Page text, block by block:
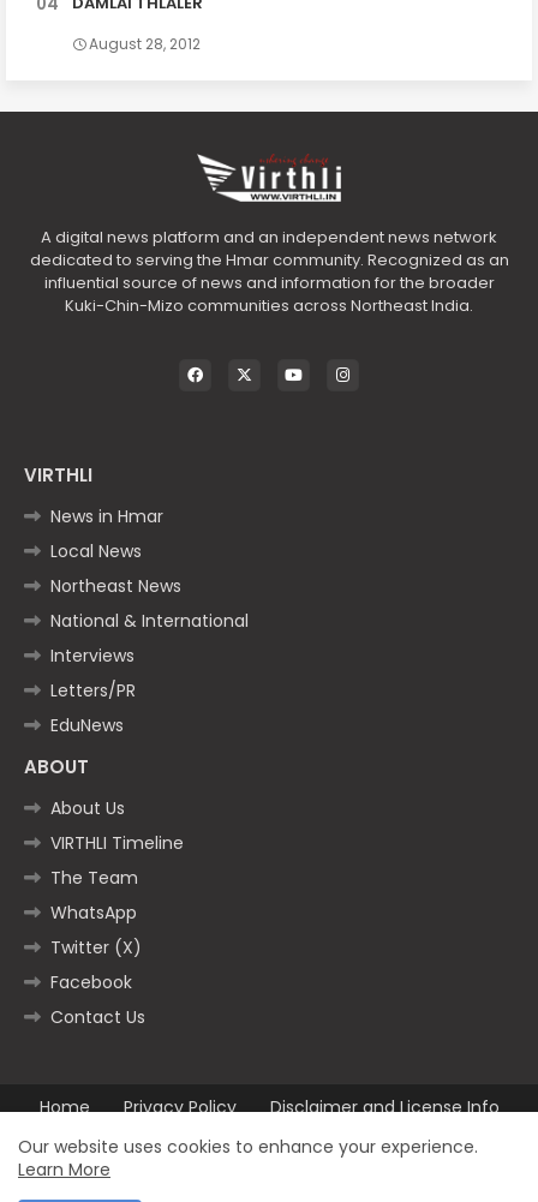
August 28, 2012
A digital news platform and an independent news network
dedicated to serving the Hmar community. Recognized as an
influential source of news and information for the broader
Kuki-Chin-Mizo communities across Northeast India.
VIRTHLI
News in Hmar
Local News
Northeast News
National & International
Interviews
Letters/PR
EduNews
ABOUT
About Us
VIRTHLI Timeline
The Team
WhatsApp
Twitter (X)
Facebook
Contact Us
Home Privacy Policy
Disclaimer and License Info
Contact us
Our website uses cookies to enhance your experience.
Learn More